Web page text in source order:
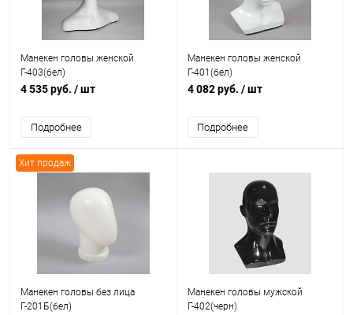
Манекен головы женской
Г-403(бел)
4 535 руб. / шт
Подробнее
Манекен головы женской
Г-401(бел)
4 082 руб. / шт
Подробнее
Хит продаж
Манекен головы без лица
Г-201Б(бел)
Манекен головы мужской
Г-402(черн)